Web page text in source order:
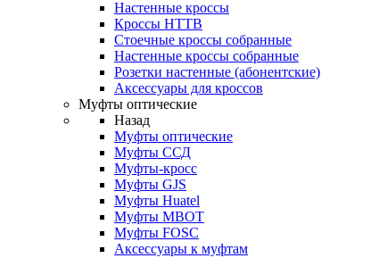
Настенные кроссы
Кроссы HTTB
Стоечные кроссы собранные
Настенные кроссы собранные
Розетки настенные (абонентские)
Аксессуары для кроссов
Муфты оптические
Назад
Муфты оптические
Муфты ССД
Муфты-кросс
Муфты GJS
Муфты Huatel
Муфты МВОТ
Муфты FOSC
Аксессуары к муфтам